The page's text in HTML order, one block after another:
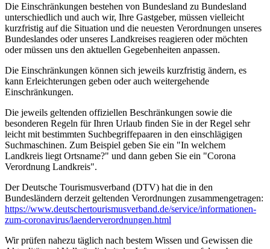
Die Einschränkungen bestehen von Bundesland zu Bundesland
unterschiedlich und auch wir, Ihre Gastgeber, müssen vielleicht
kurzfristig auf die Situation und die neuesten Verordnungen unseres
Bundeslandes oder unseres Landkreises reagieren oder möchten
oder müssen uns den aktuellen Gegebenheiten anpassen.
Die Einschränkungen können sich jeweils kurzfristig ändern, es
kann Erleichterungen geben oder auch weitergehende
Einschränkungen.
Die jeweils geltenden offiziellen Beschränkungen sowie die
besonderen Regeln für Ihren Urlaub finden Sie in der Regel sehr
leicht mit bestimmten Suchbegriffepaaren in den einschlägigen
Suchmaschinen. Zum Beispiel geben Sie ein "In welchem
Landkreis liegt Ortsname?" und dann geben Sie ein "Corona
Verordnung Landkreis".
Der Deutsche Tourismusverband (DTV) hat die in den
Bundesländern derzeit geltenden Verordnungen zusammengetragen:
https://www.deutscher­tourismusverband.de/­service/­informationen-
zum-coronavirus/­laenderverordnungen.html
Wir prüfen nahezu täglich nach bestem Wissen und Gewissen die